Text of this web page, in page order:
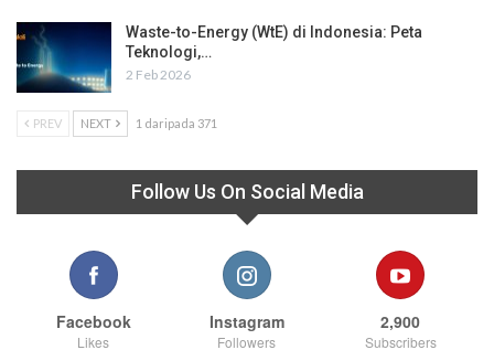
Waste-to-Energy (WtE) di Indonesia: Peta
Teknologi,…
2 Feb 2026
PREV NEXT 1 daripada 371
Follow Us On Social Media
Facebook
Likes
Instagram
Followers
2,900
Subscribers